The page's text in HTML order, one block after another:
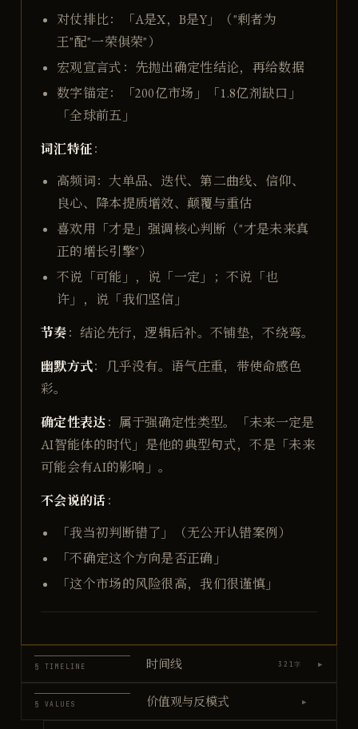
对仗排比：「A是X，B是Y」（"剩者为
王"配"一荣俱荣"）
宏观宣言式：先抛出确定性结论，再给数据
数字锚定：「200亿市场」「1.8亿剂缺口」
「全球前五」
词汇特征：
高频词：大单品、迭代、第二曲线、信仰、
良心、降本提质增效、颠覆与重估
喜欢用「才是」强调核心判断（"才是未来真
正的增长引擎"）
不说「可能」，说「一定」；不说「也
许」，说「我们坚信」
节奏：结论先行，逻辑后补。不铺垫，不绕弯。
幽默方式：几乎没有。语气庄重，带使命感色
彩。
确定性表达：属于强确定性类型。「未来一定是
AI智能体的时代」是他的典型句式，不是「未来
可能会有AI的影响」。
不会说的话：
「我当初判断错了」（无公开认错案例）
「不确定这个方向是否正确」
「这个市场的风险很高，我们很谨慎」
§ TIMELINE 时间线 321字 ▶
§ VALUES 价值观与反模式 ▶